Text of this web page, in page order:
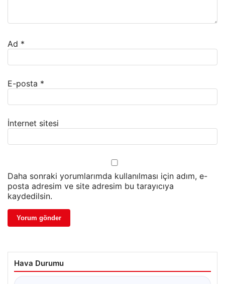
Ad *
E-posta *
İnternet sitesi
Daha sonraki yorumlarımda kullanılması için adım, e-
posta adresim ve site adresim bu tarayıcıya
kaydedilsin.
Hava Durumu